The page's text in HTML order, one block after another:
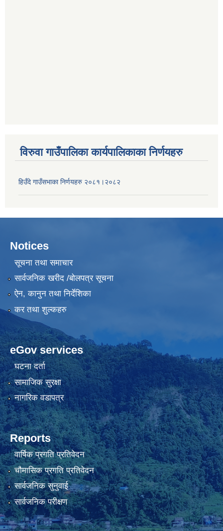
विरुवा गाउँपालिका कार्यपालिकाका निर्णयहरु
हिउँदे गाउँसभाका निर्णयहरु २०८१।२०८२
Notices
सूचना तथा समाचार
सार्वजनिक खरीद /बोलपत्र सूचना
ऐन, कानुन तथा निर्देशिका
कर तथा शुल्कहरु
eGov services
घटना दर्ता
सामाजिक सुरक्षा
नागरिक वडापत्र
Reports
वार्षिक प्रगति प्रतिवेदन
चौमासिक प्रगति प्रतिवेदन
सार्वजनिक सुनुवाई
सार्वजनिक परीक्षण